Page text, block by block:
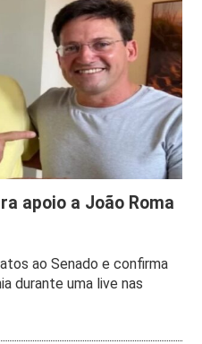
apoio a João Roma
ao Senado e confirma
durante uma live nas